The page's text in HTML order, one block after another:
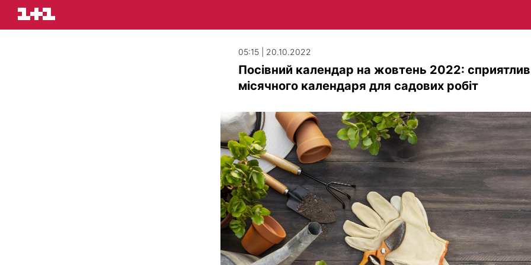
05:15 | 20.10.2022
Посівний календар на жовтень 2022:
місячного календаря для садових робіт